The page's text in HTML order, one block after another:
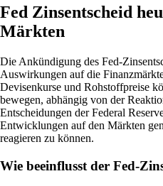
Fed Zinsentscheid
Märkten
Die Ankündigung des Fed-
Auswirkungen auf die
Devisenkurse und Rohstoffpreise
bewegen, abhängig von der
Entscheidungen der Federal
Entwicklungen auf den Märkten
reagieren zu können.
Wie beeinflusst der Fed-